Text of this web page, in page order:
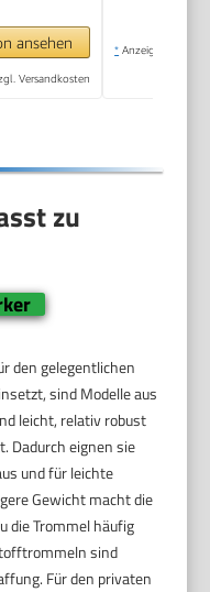
- IP20
ansehen
Versandkosten
* Anzeige
zu
den gelegentlichen
sind Modelle aus
leicht, relativ robust
Dadurch eignen sie
und für leichte
Gewicht macht die
die Trommel häufig
sind
Für den privaten